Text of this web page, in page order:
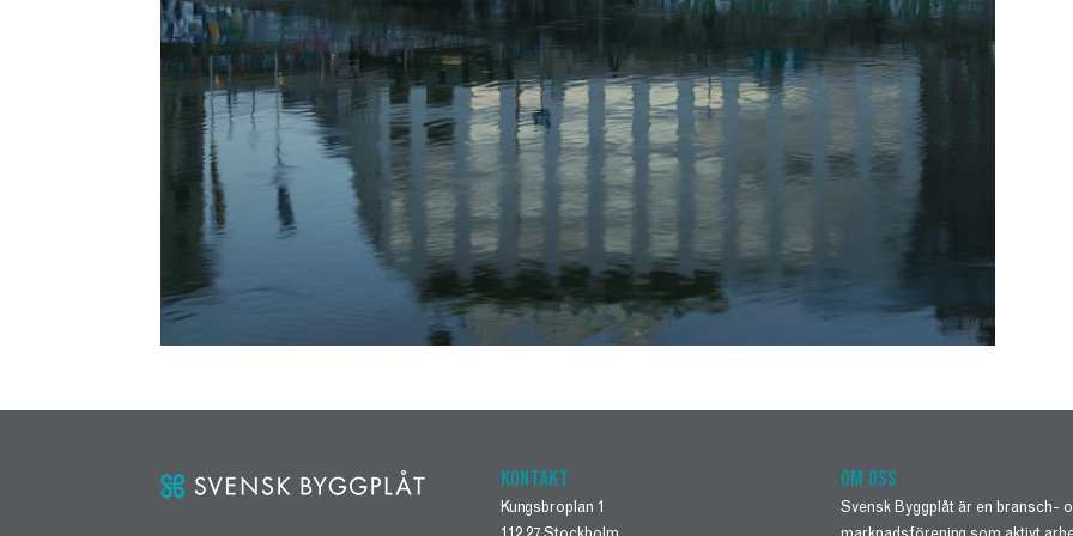
KONTAKT
Kungsbroplan 1
OM OSS
Svensk Byggplåt är en bransch-